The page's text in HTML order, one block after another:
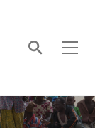
Cerca